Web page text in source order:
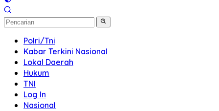
Polri/Tni
Kabar Terkini Nasional
Lokal Daerah
Hukum
TNI
Log In
Nasional